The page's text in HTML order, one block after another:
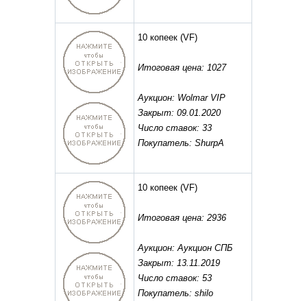
10 копеек (VF)
Итоговая цена: 1027
Аукцион: Wolmar VIP
Закрыт: 09.01.2020
Число ставок: 33
Покупатель: ShurpA
10 копеек (VF)
Итоговая цена: 2936
Аукцион: Аукцион СПБ
Закрыт: 13.11.2019
Число ставок: 53
Покупатель: shilo